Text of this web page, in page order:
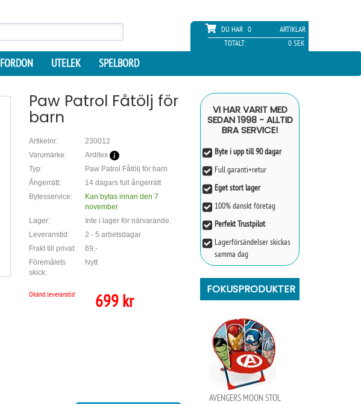
DU HAR 0
ARTIKLAR
TOTALT:
0 SEK
FORDON UTELEK SPELBORD
Paw Patrol Fåtölj för
barn
Artikelnr:
230012
Varumärke:
Arditex
Typ:
Paw Patrol Fåtölj för barn
Ångerrätt:
14 dagars full ångerrätt
Bytesservice:
Kan bytas innan den 7
november
Lager:
Inte i lager för närvarande.
Leveranstid:
2 - 5 arbetsdagar
Frakt till privat:
69,-
Föremålets
skick:
Nytt
Okänd leveranstid 699 kr
VI HAR VARIT MED
SEDAN 1998 - ALLTID
BRA SERVICE!
Byte i upp till 90 dagar
Full garanti+retur
Eget stort lager
100% danskt företag
Perfekt Trustpilot
Lagerförsändelser skickas
samma dag
FOKUSPRODUKTER
AVENGERS MOON STOL